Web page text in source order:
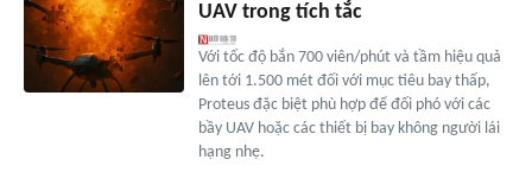
UAV trong tích tắc
Với tốc độ bắn 700 viên/phút và tầm hiệu quả
lên tới 1.500 mét đối với mục tiêu bay thấp,
Proteus đặc biệt phù hợp để đối phó với các
bầy UAV hoặc các thiết bị bay không người lái
hạng nhẹ.